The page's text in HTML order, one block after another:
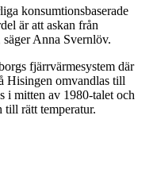
konsumtionsbaserade
är att askan från
Anna Svernlöv.
fjärrvärmesystem där
Hisingen omvandlas till
i mitten av 1980-talet och
till rätt temperatur.